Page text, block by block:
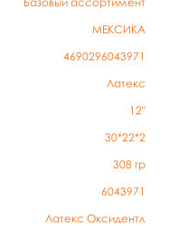
МЕКСИКА
4690296043971
Латекс
12"
30*22*2
308 гр
6043971
Латекс Оксидентл